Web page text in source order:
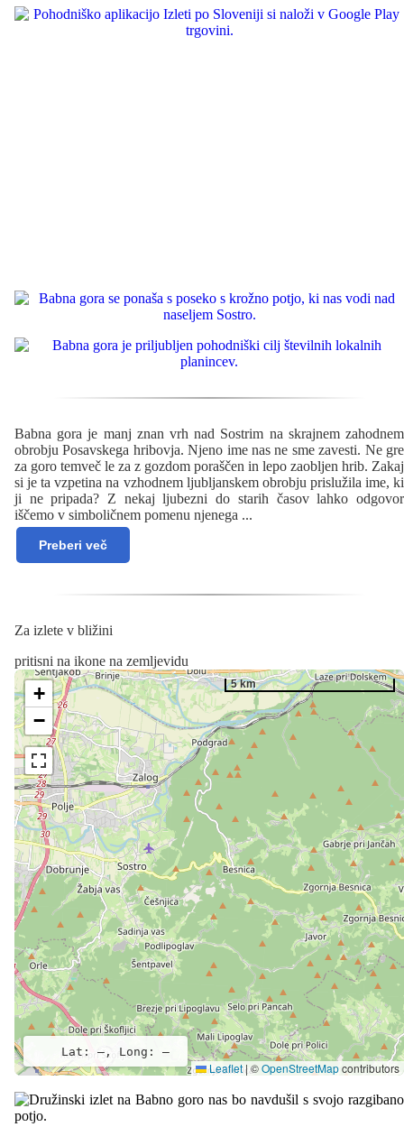
Babna gora je manj znan vrh nad Sostrim na skrajnem zahodnem
obrobju Posavskega hribovja. Njeno ime nas ne sme zavesti. Ne gre
za goro temveč le za z gozdom poraščen in lepo zaobljen hrib. Zakaj
si je ta vzpetina na vzhodnem ljubljanskem obrobju prislužila ime, ki
ji ne pripada? Z nekaj ljubezni do starih časov lahko odgovor
iščemo v simboličnem pomenu njenega ...
Preberi več
Za izlete v bližini
pritisni na ikone na zemljevidu
+
−
5 km
Lat: –, Long: –
Leaflet|©OpenStreetMapcontributors